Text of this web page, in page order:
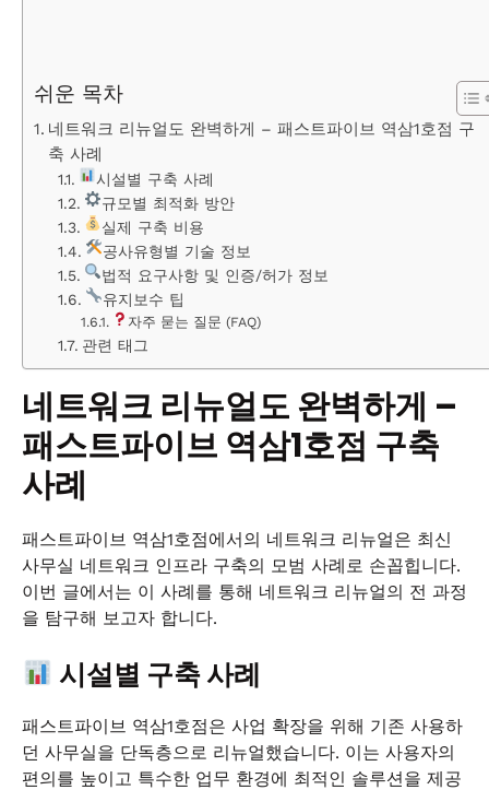
쉬운 목차
네트워크 리뉴얼도 완벽하게 – 패스트파이브 역삼1호점 구
축 사례
시설별 구축 사례
규모별 최적화 방안
실제 구축 비용
공사유형별 기술 정보
법적 요구사항 및 인증/허가 정보
유지보수 팁
자주 묻는 질문 (FAQ)
관련 태그
네트워크 리뉴얼도 완벽하게 –
패스트파이브 역삼1호점 구축
사례
패스트파이브 역삼1호점에서의 네트워크 리뉴얼은 최신
사무실 네트워크 인프라 구축의 모범 사례로 손꼽힙니다.
이번 글에서는 이 사례를 통해 네트워크 리뉴얼의 전 과정
을 탐구해 보고자 합니다.
시설별 구축 사례
패스트파이브 역삼1호점은 사업 확장을 위해 기존 사용하
던 사무실을 단독층으로 리뉴얼했습니다. 이는 사용자의
편의를 높이고 특수한 업무 환경에 최적인 솔루션을 제공